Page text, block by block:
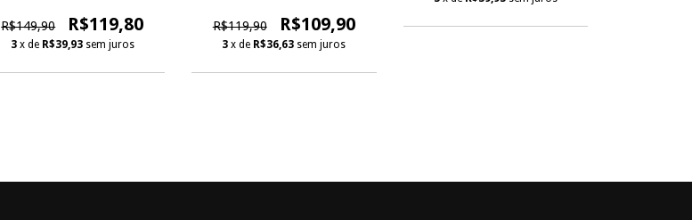
R$149,90 R$119,80
3 x de R$39,93 sem juros
R$119,90 R$109,90
3 x de R$36,63 sem juros